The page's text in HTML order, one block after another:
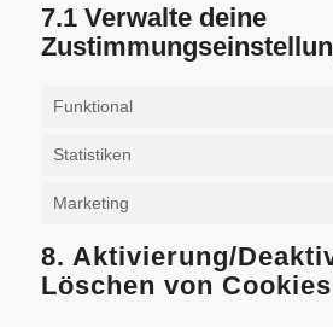
7.1 Verwalte deine
Funktional
Statistiken
Marketing
8. Aktivierung/
Löschen von Cookies